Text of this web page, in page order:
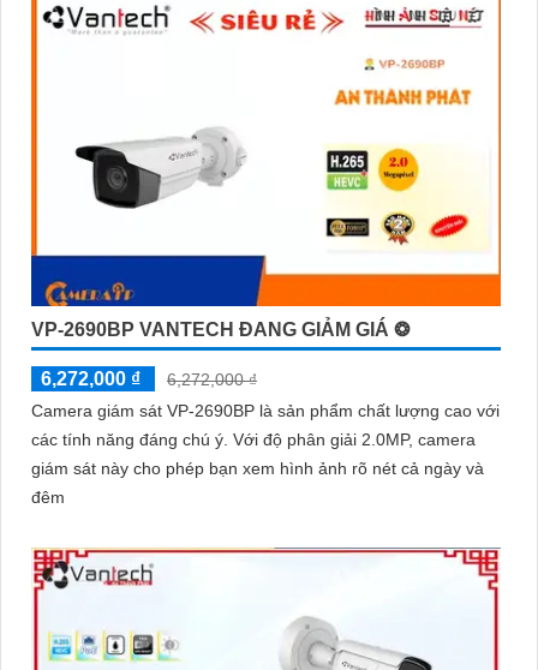
được hỗ trợ tốt nhất.
VP-2690BP VANTECH ĐANG GIẢM GIÁ ❂
6,272,000 ₫
6,272,000 ₫
Camera giám sát VP-2690BP là sản phẩm chất lượng cao với
các tính năng đáng chú ý. Với độ phân giải 2.0MP, camera
giám sát này cho phép bạn xem hình ảnh rõ nét cả ngày và
đêm